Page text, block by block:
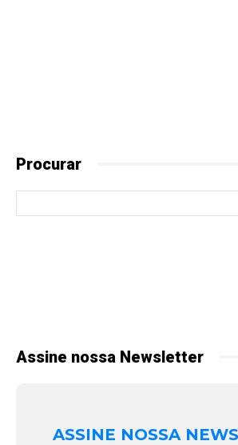
Procurar
Assine nossa Newsletter
ASSINE NOSSA